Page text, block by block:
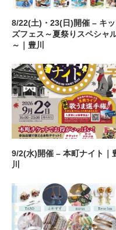
8/22(土)・23(日)開催 – キッ
ズフェス～夏祭りスペシャ
～｜豊川
9/2(水)開催 – 本町ナイト｜
川